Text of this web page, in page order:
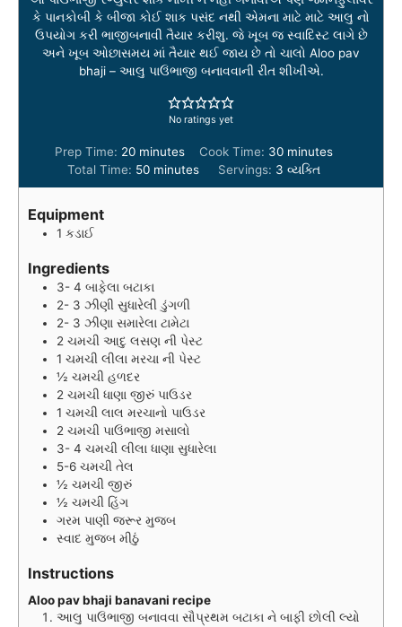
કે પાનકોબી કે બીજા કોઈ શાક પસંદ નથી એમના માટે માટે આલુ નો
ઉપયોગ કરી ભાજીબનાવી તૈયાર કરીશુ. જે ખૂબ જ સ્વાદિસ્ટ લાગે છે
અને ખૂબ ઓછાસમય માં તૈયાર થઈ જાય છે તો ચાલો Aloo pav
bhaji – આલુ પાઉંભાજી બનાવવાની રીત શીખીએ.
No ratings yet
Prep Time: 20m
i
n
minutes Cook Time: 30m
n
minutes
Total Time: 50m
i
minutes Servings: 3 વ્યક્તિ
Equipment
1 કડાઈ
Ingredients
3- 4 બાફેલા બટાકા
2- 3 ઝીણી સુધારેલી ડુંગળી
2- 3 ઝીણા સમારેલા ટામેટા
2 ચમચી આદુ લસણ ની પેસ્ટ
1 ચમચી લીલા મરચા ની પેસ્ટ
½ ચમચી હળદર
2 ચમચી ધાણા જીરું પાઉડર
1 ચમચી લાલ મરચાનો પાઉડર
2 ચમચી પાઉંભાજી મસાલો
3- 4 ચમચી લીલા ધાણા સુધારેલા
5-6 ચમચી તેલ
½ ચમચી જીરું
½ ચમચી હિંગ
ગરમ પાણી જરૂર મુજબ
સ્વાદ મુજબ મીઠું
Instructions
Aloo pav bhaji banavani recipe
આલુ પાઉંભાજી બનાવવા સૌપ્રથમ બટાકા ને બાફી છોલી લ્યો